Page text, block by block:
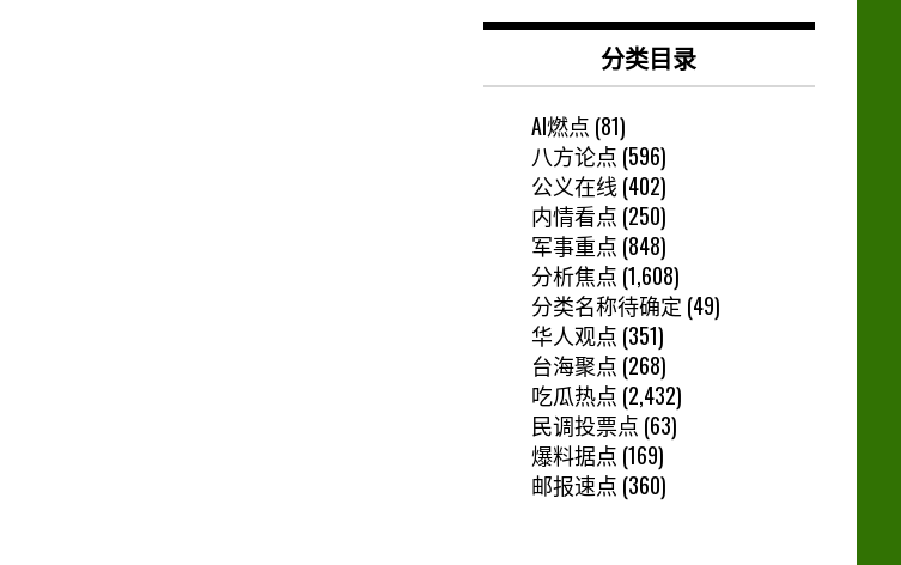
分类目录
AI燃点 (81)
八方论点 (596)
公义在线(402)
内情看点 (250)
军事重点 (848)
分析焦点 (1,608)
分类名称待确定 (49)
华人观点 (351)
台海聚点 (268)
吃瓜热点 (2,432)
民调投票点 (63)
爆料据点 (169)
邮报速点 (360)